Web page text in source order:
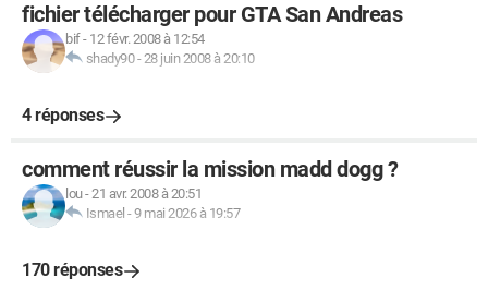
fichier télécharger pour GTA San Andreas
bif- 12 févr. 2008 à 12:54
shady90-28 juin 2008 à 20:10
4 réponses
comment réussir la mission madd dogg ?
lou-21 avr. 2008 à 20:51
Ismael -9 mai 2026 à 19:57
170 réponses